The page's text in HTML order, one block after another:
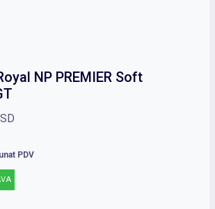
NP PREMIER Soft
PDV